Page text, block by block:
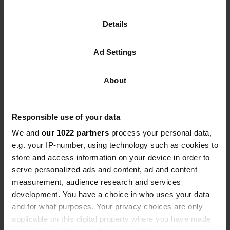
Details
Ad Settings
About
Responsible use of your data
We and our 1022 partners process your personal data,
e.g. your IP-number, using technology such as cookies to
store and access information on your device in order to
serve personalized ads and content, ad and content
measurement, audience research and services
development. You have a choice in who uses your data
and for what purposes. Your privacy choices are only
applicable on this digital property where you have made
Par PMS-Link
Prix et disponibilité 2026 | Via une connexion
Votre système de gestion
Qenner/Campnerd, Camping.care ou
Ensuite, vos disponibilités et vos prix sont
automatiquement mis à jour. Veuillez noter :
les suppléments et les frais supplémentaires
ne sont pas automatiquement mis à jour.
Assurez-vous de les mettre à jour
manuellement pour 2026.
Procédez comme suit :